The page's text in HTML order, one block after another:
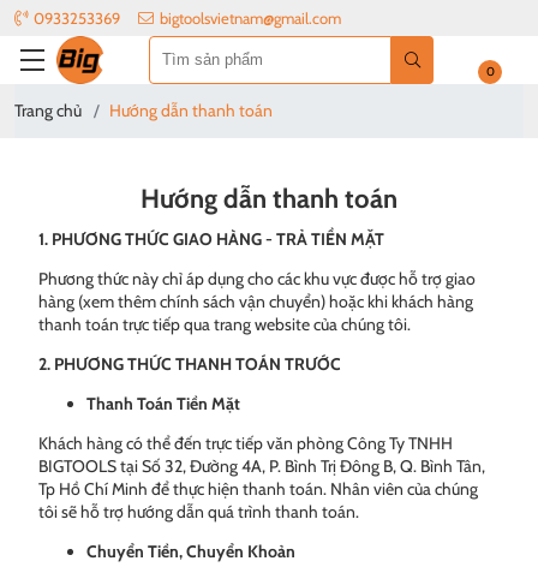
0933253369 bigtoolsvietnam@gmail.com
0
Trang chủ Hướng dẫn thanh toán
Hướng dẫn thanh toán
1. PHƯƠNG THỨC GIAO HÀNG - TRẢ TIỀN MẶT
Phương thức này chỉ áp dụng cho các khu vực được hỗ trợ giao
hàng (xem thêm chính sách vận chuyển) hoặc khi khách hàng
thanh toán trực tiếp qua trang website của chúng tôi.
2. PHƯƠNG THỨC THANH TOÁN TRƯỚC
Thanh Toán Tiền Mặt
Khách hàng có thể đến trực tiếp văn phòng Công Ty TNHH
BIGTOOLS tại Số 32, Đường 4A, P. Bình Trị Đông B, Q. Bình Tân,
Tp Hồ Chí Minh để thực hiện thanh toán. Nhân viên của chúng
tôi sẽ hỗ trợ hướng dẫn quá trình thanh toán.
Chuyển Tiền, Chuyển Khoản